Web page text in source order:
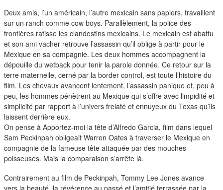
blog
short stories
duos
Deux amis, l’un américain, l’autre mexicain sans papiers, travaillent
sur un ranch comme cow boys. Parallèlement, la police des
frontières ratisse les clandestins mexicains. Le mexicain est abattu
et son ami vacher retrouve l’assassin qu’il oblige à partir pour le
Mexique en sa compagnie. Les deux hommes accompagnent la
dépouille du wetback pour tenir la parole donnée. Ce retour sur la
terre maternelle, cerné par la border control, est toute l’histoire du
film. Les chevaux avancent lentement, l’assassin panique et, peu à
peu, les hommes pénètrent au Mexique qui s’offre avec limpidité et
simplicité par rapport à l’univers frelaté et ennuyeux du Texas qu’ils
laissent derrière eux.
On pense à Apportez-moi la tête d’Alfredo Garcia, film dans lequel
Sam Peckinpah obligeait Warren Oates à traverser le Mexique en
compagnie de la fameuse tête attaquée par des mouches
poisseuses. Mais la comparaison s’arrête là.
Contrairement au film de Peckinpah, Tommy Lee Jones avance
vers la beauté, la révérence au passé et l’amitié terrassée par la